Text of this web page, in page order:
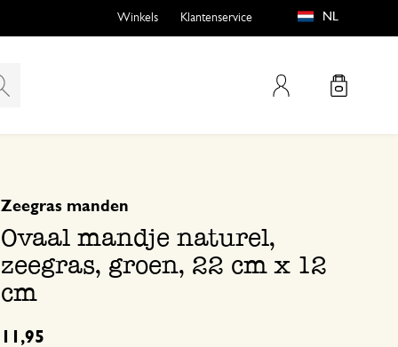
Mijn account
Winkels Klantenservice NL
Ovaal mandje naturel,
zeegras, groen, 22 cm x 12
cm
Zeegras manden
11,95